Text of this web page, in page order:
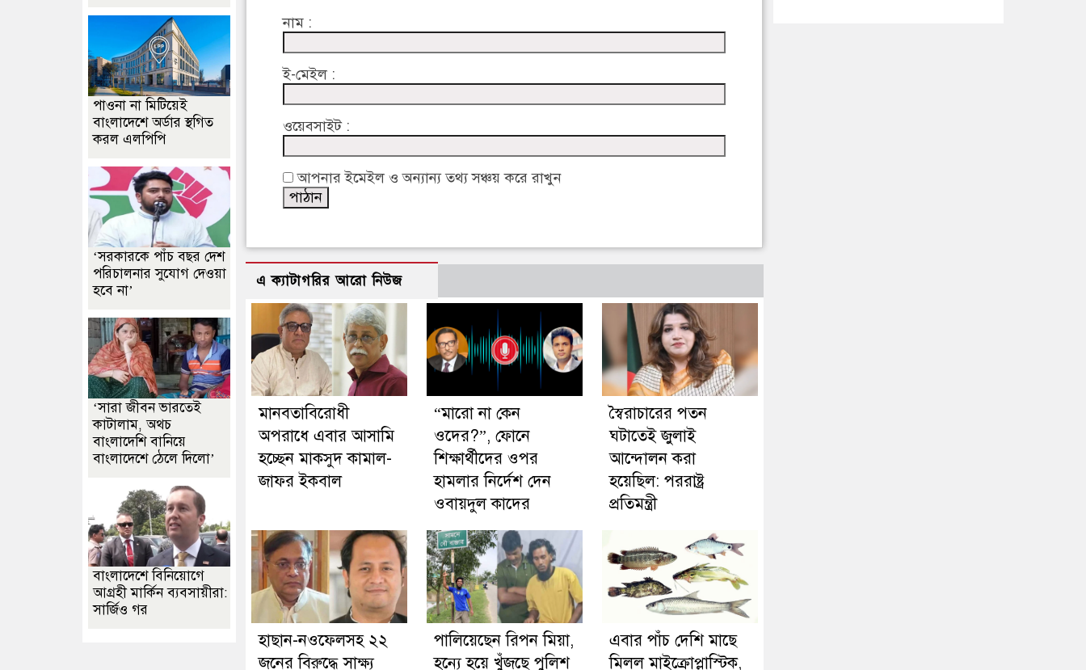
নাম :
ই-মেইল :
ওয়েবসাইট :
আপনার ইমেইল ও অন্যান্য তথ্য সঞ্চয় করে রাখুন
এ ক্যাটাগরির আরো নিউজ
মানবতাবিরোধী
অপরাধে এবার আসামি
হচ্ছেন মাকসুদ কামাল-
জাফর ইকবাল
“মারো না কেন
ওদের?”, ফোনে
শিক্ষার্থীদের ওপর
হামলার নির্দেশ দেন
ওবায়দুল কাদের
স্বৈরাচারের পতন
ঘটাতেই জুলাই
আন্দোলন করা
হয়েছিল: পররাষ্ট্র
প্রতিমন্ত্রী
হাছান-নওফেলসহ ২২
জনের বিরুদ্ধে সাক্ষ্য
পালিয়েছেন রিপন মিয়া,
হন্যে হয়ে খুঁজছে পুলিশ
এবার পাঁচ দেশি মাছে
মিলল মাইক্রোপ্লাস্টিক,
পাওনা না মিটিয়েই
বাংলাদেশে অর্ডার স্থগিত
করল এলপিপি
‘সরকারকে পাঁচ বছর দেশ
পরিচালনার সুযোগ দেওয়া
হবে না’
‘সারা জীবন ভারতেই
কাটালাম, অথচ
বাংলাদেশি বানিয়ে
বাংলাদেশে ঠেলে দিলো’
বাংলাদেশে বিনিয়োগে
আগ্রহী মার্কিন ব্যবসায়ীরা:
সার্জিও গর